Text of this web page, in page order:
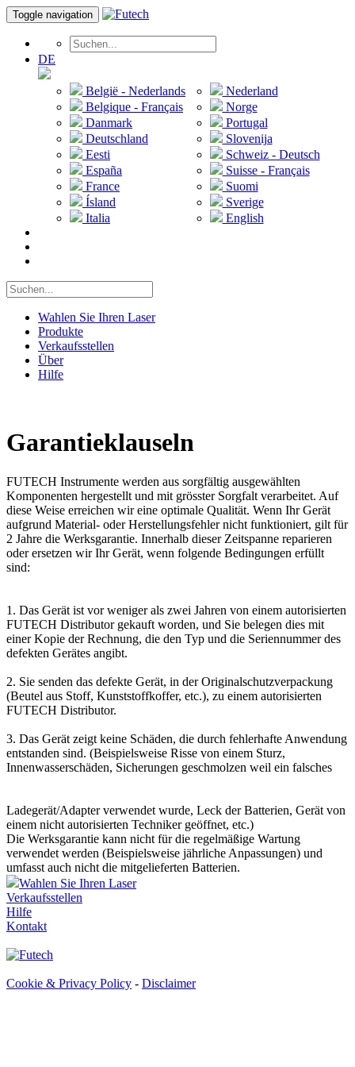
Toggle navigation
DE
België - Nederlands
Belgique - Français
Danmark
Deutschland
Eesti
España
France
Ísland
Italia
Nederland
Norge
Portugal
Slovenija
Schweiz - Deutsch
Suisse - Français
Suomi
Sverige
English
Wahlen Sie Ihren Laser
Produkte
Verkaufsstellen
Über
Hilfe
Garantieklauseln
FUTECH Instrumente werden aus sorgfältig ausgewählten
Komponenten hergestellt und mit grösster Sorgfalt verarbeitet. Auf
diese Weise erreichen wir eine optimale Qualität. Wenn Ihr Gerät
aufgrund Material- oder Herstellungsfehler nicht funktioniert, gilt für
2 Jahre die Werksgarantie. Innerhalb dieser Zeitspanne reparieren
oder ersetzen wir Ihr Gerät, wenn folgende Bedingungen erfüllt
sind:
1. Das Gerät ist vor weniger als zwei Jahren von einem autorisierten
FUTECH Distributor gekauft worden, und Sie belegen dies mit
einer Kopie der Rechnung, die den Typ und die Seriennummer des
defekten Gerätes angibt.
2. Sie senden das defekte Gerät, in der Originalschutzverpackung
(Beutel aus Stoff, Kunststoffkoffer, etc.), zu einem autorisierten
FUTECH Distributor.
3. Das Gerät zeigt keine Schäden, die durch fehlerhafte Anwendung
entstanden sind. (Beispielsweise Risse von einem Sturz,
Innenwasserschäden, Sicherungen geschmolzen weil ein falsches
Ladegerät/Adapter verwendet wurde, Leck der Batterien, Gerät von
einem nicht autorisierten Techniker geöffnet, etc.)
Die Werksgarantie kann nicht für die regelmäßige Wartung
verwendet werden (Beispielsweise jährliche Anpassungen) und
umfasst auch nicht die mitgelieferten Batterien.
Wahlen Sie Ihren Laser
Verkaufsstellen
Hilfe
Kontakt
Cookie & Privacy Policy - Disclaimer